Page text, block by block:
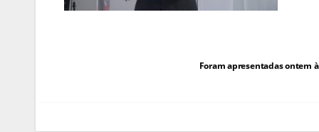
Foram apresentadas ontem